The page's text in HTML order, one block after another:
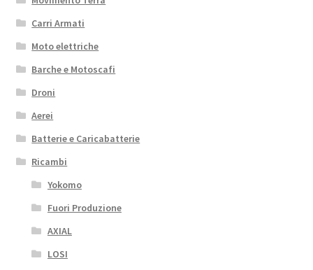
Carri Armati
Moto elettriche
Barche e Motoscafi
Droni
Aerei
Batterie e Caricabatterie
Ricambi
Yokomo
Fuori Produzione
AXIAL
LOSI